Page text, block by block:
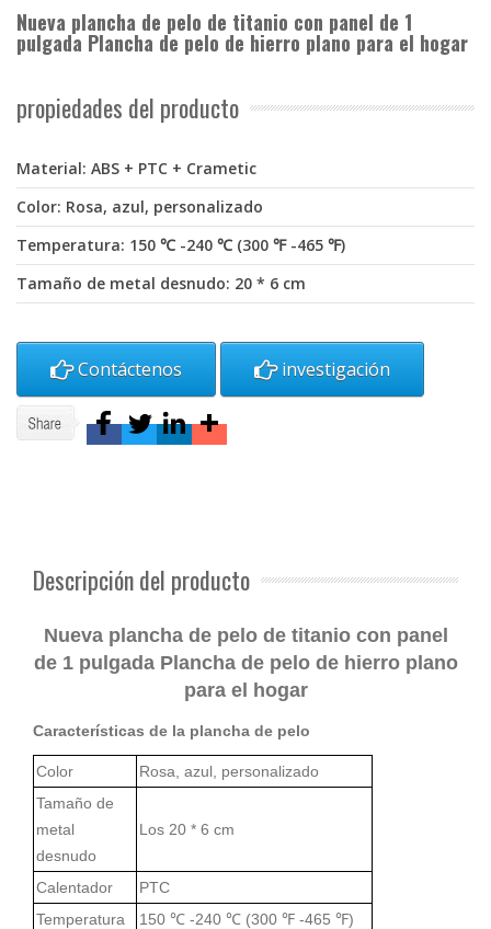
Nueva plancha de pelo de titanio con panel de 1
pulgada Plancha de pelo de hierro plano para el hogar
propiedades del producto
Material: ABS + PTC + Crametic
Color: Rosa, azul, personalizado
Temperatura: 150 ℃ -240 ℃ (300 ℉ -465 ℉)
Tamaño de metal desnudo: 20 * 6 cm
Contáctenos investigación
Descripción del producto
Nueva plancha de pelo de titanio con panel
de 1 pulgada Plancha de pelo de hierro plano
para el hogar
Características de la plancha de pelo
Color
Rosa, azul, personalizado
Tamaño de
metal
desnudo
Los 20 * 6 cm
Calentador
PTC
Temperatura
150 ℃ -240 ℃ (300 ℉ -465 ℉)